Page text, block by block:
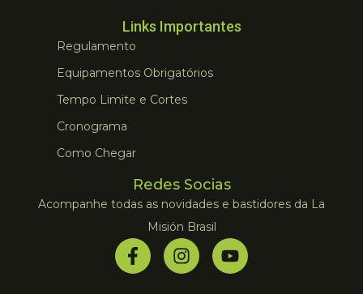
Links Importantes
Regulamento
Equipamentos Obrigatórios
Tempo Limite e Cortes
Cronograma
Como Chegar
Redes Socias
Acompanhe todas as novidades e bastidores da La
Misión Brasil